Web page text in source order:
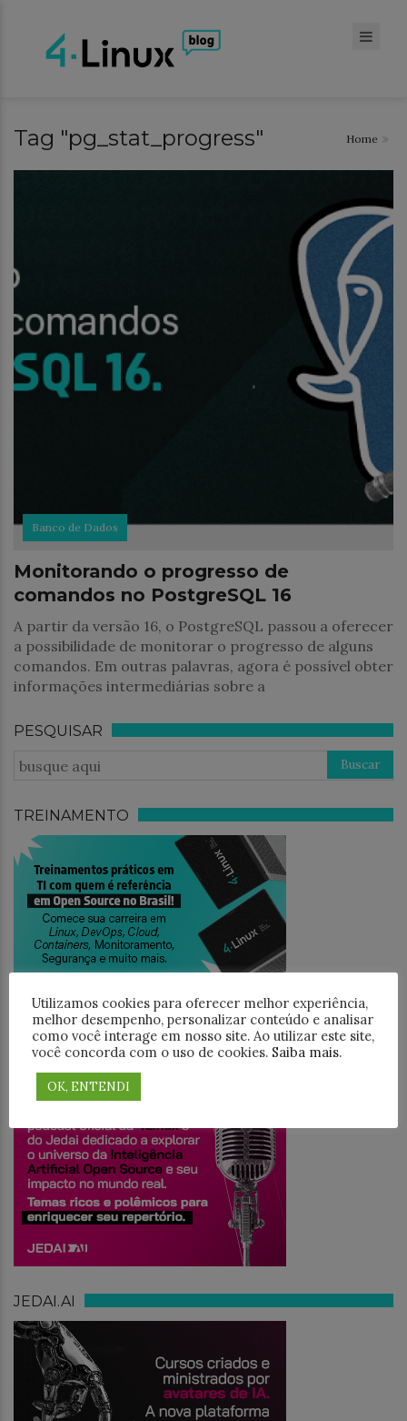
Tag "pg_stat_progress" Home
Banco de Dados
Monitorando o progresso de
comandos no PostgreSQL 16
A partir da versão 16, o PostgreSQL passou a oferecer
a possibilidade de monitorar o progresso de alguns
comandos. Em outras palavras, agora é possível obter
informações intermediárias sobre a
PESQUISAR
TREINAMENTO
JEDAICAST
JEDAI.AI
Utilizamos cookies para oferecer melhor experiência,
melhor desempenho, personalizar conteúdo e analisar
como você interage em nosso site. Ao utilizar este site,
você concorda com o uso de cookies. Saiba mais.
OK, ENTENDI